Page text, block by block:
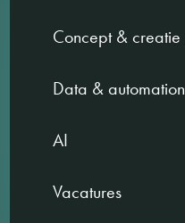
Concept & creatie
Data & automation
AI
Vacatures